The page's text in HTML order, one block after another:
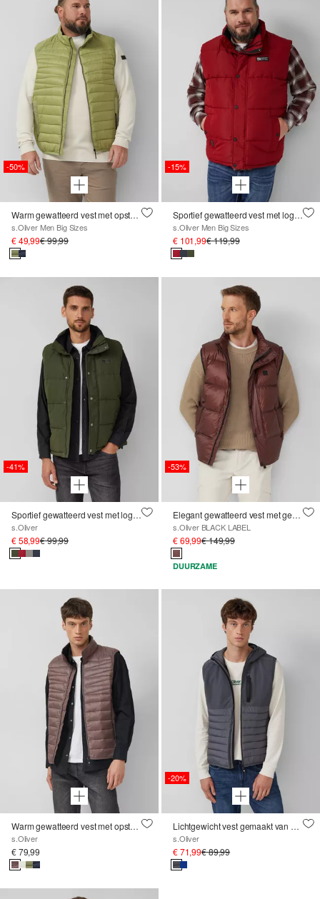
-50%
Warm gewatteerd vest met opstaande kraag en contrasterende details
s.Oliver Men Big Sizes
€ 49,99€ 99,99
-15%
Sportief gewatteerd vest met logodetails
s.Oliver Men Big Sizes
€ 101,99€ 119,99
-41%
Sportief gewatteerd vest met logodetails
s.Oliver
€ 58,99€ 99,99
-53%
Elegant gewatteerd vest met gerecycled dons
s.Oliver BLACK LABEL
€ 69,99€ 149,99
DUURZAME
Warm gewatteerd vest met opstaande kraag en contrasterende details
s.Oliver
€ 79,99
-20%
Lichtgewicht vest gemaakt van een mix van materialen met een capuchon
s.Oliver
€ 71,99€ 89,99